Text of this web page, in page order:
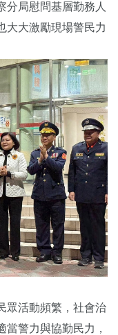
分局慰問基層勤務人
大大激勵現場警民力
眾活動頻繁，社會治
警力與協勤民力，